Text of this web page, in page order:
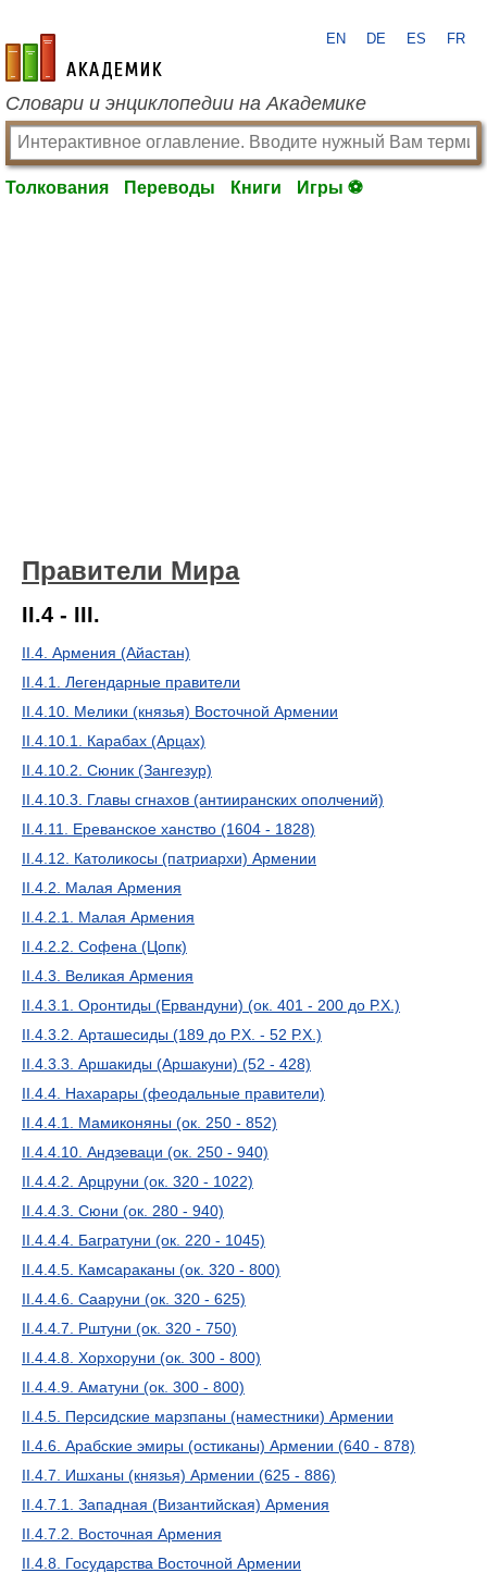
academic.ru
EN DE ES FR
Словари и энциклопедии на Академике
Толкования Переводы Книги Игры ⚽
Правители Мира
II.4 - III.
II.4. Армения (Айастан)
II.4.1. Легендарные правители
II.4.10. Мелики (князья) Восточной Армении
II.4.10.1. Карабах (Арцах)
II.4.10.2. Сюник (Зангезур)
II.4.10.3. Главы сгнахов (антииранских ополчений)
II.4.11. Ереванское ханство (1604 - 1828)
II.4.12. Католикосы (патриархи) Армении
II.4.2. Малая Армения
II.4.2.1. Малая Армения
II.4.2.2. Софена (Цопк)
II.4.3. Великая Армения
II.4.3.1. Оронтиды (Ервандуни) (ок. 401 - 200 до Р.Х.)
II.4.3.2. Арташесиды (189 до Р.Х. - 52 Р.Х.)
II.4.3.3. Аршакиды (Аршакуни) (52 - 428)
II.4.4. Нахарары (феодальные правители)
II.4.4.1. Мамиконяны (ок. 250 - 852)
II.4.4.10. Андзеваци (ок. 250 - 940)
II.4.4.2. Арцруни (ок. 320 - 1022)
II.4.4.3. Сюни (ок. 280 - 940)
II.4.4.4. Багратуни (ок. 220 - 1045)
II.4.4.5. Камсараканы (ок. 320 - 800)
II.4.4.6. Сааруни (ок. 320 - 625)
II.4.4.7. Рштуни (ок. 320 - 750)
II.4.4.8. Хорхоруни (ок. 300 - 800)
II.4.4.9. Аматуни (ок. 300 - 800)
II.4.5. Персидские марзпаны (наместники) Армении
II.4.6. Арабские эмиры (остиканы) Армении (640 - 878)
II.4.7. Ишханы (князья) Армении (625 - 886)
II.4.7.1. Западная (Византийская) Армения
II.4.7.2. Восточная Армения
II.4.8. Государства Восточной Армении